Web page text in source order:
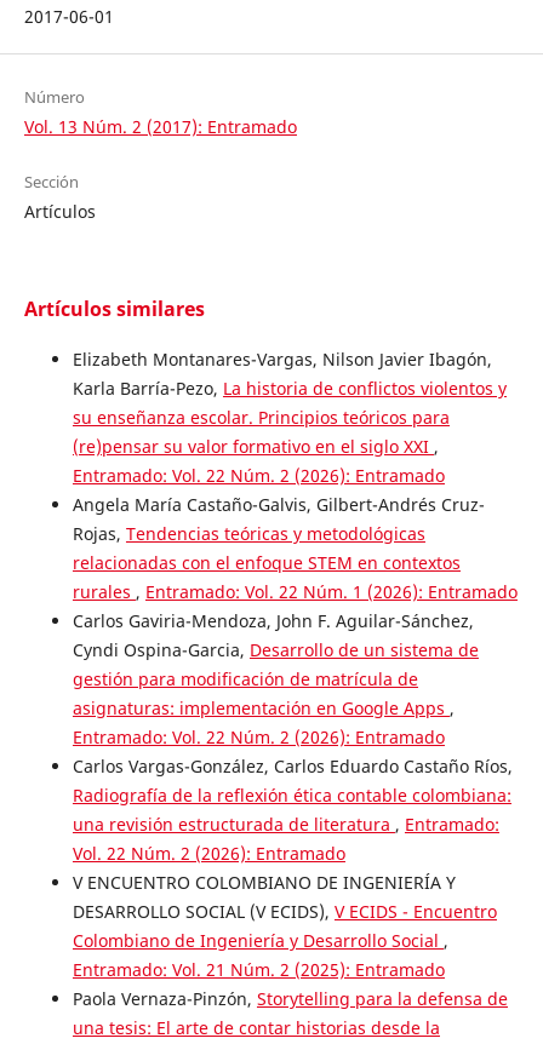
2017-06-01
Número
Vol. 13 Núm. 2 (2017): Entramado
Sección
Artículos
Artículos similares
Elizabeth Montanares-Vargas, Nilson Javier Ibagón,
Karla Barría-Pezo, La historia de conflictos violentos y
su enseñanza escolar. Principios teóricos para
(re)pensar su valor formativo en el siglo XXI ,
Entramado: Vol. 22 Núm. 2 (2026): Entramado
Angela María Castaño-Galvis, Gilbert-Andrés Cruz-
Rojas, Tendencias teóricas y metodológicas
relacionadas con el enfoque STEM en contextos
rurales , Entramado: Vol. 22 Núm. 1 (2026): Entramado
Carlos Gaviria-Mendoza, John F. Aguilar-Sánchez,
Cyndi Ospina-Garcia, Desarrollo de un sistema de
gestión para modificación de matrícula de
asignaturas: implementación en Google Apps ,
Entramado: Vol. 22 Núm. 2 (2026): Entramado
Carlos Vargas-González, Carlos Eduardo Castaño Ríos,
Radiografía de la reflexión ética contable colombiana:
una revisión estructurada de literatura , Entramado:
Vol. 22 Núm. 2 (2026): Entramado
V ENCUENTRO COLOMBIANO DE INGENIERÍA Y
DESARROLLO SOCIAL (V ECIDS), V ECIDS - Encuentro
Colombiano de Ingeniería y Desarrollo Social ,
Entramado: Vol. 21 Núm. 2 (2025): Entramado
Paola Vernaza-Pinzón, Storytelling para la defensa de
una tesis: El arte de contar historias desde la